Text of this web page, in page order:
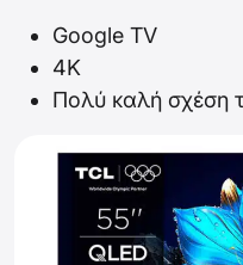
Google TV
4K
Πολύ καλή σχέση